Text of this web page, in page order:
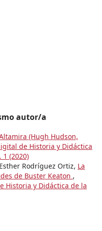
autor/a
(Hugh Hudson,
de Historia y Didáctica
1 (2020)
Rodríguez Ortiz, La
de Buster Keaton ,
Historia y Didáctica de la